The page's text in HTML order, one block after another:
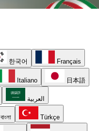
한국어 Français
Italiano 日本語
العربية
বাংলা Türkçe